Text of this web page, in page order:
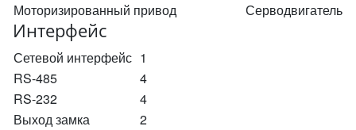
Моторизированный привод
Серводвигатель
Интерфейс
Сетевой интерфейс 1
RS-485
4
RS-232
4
Выход замка
2